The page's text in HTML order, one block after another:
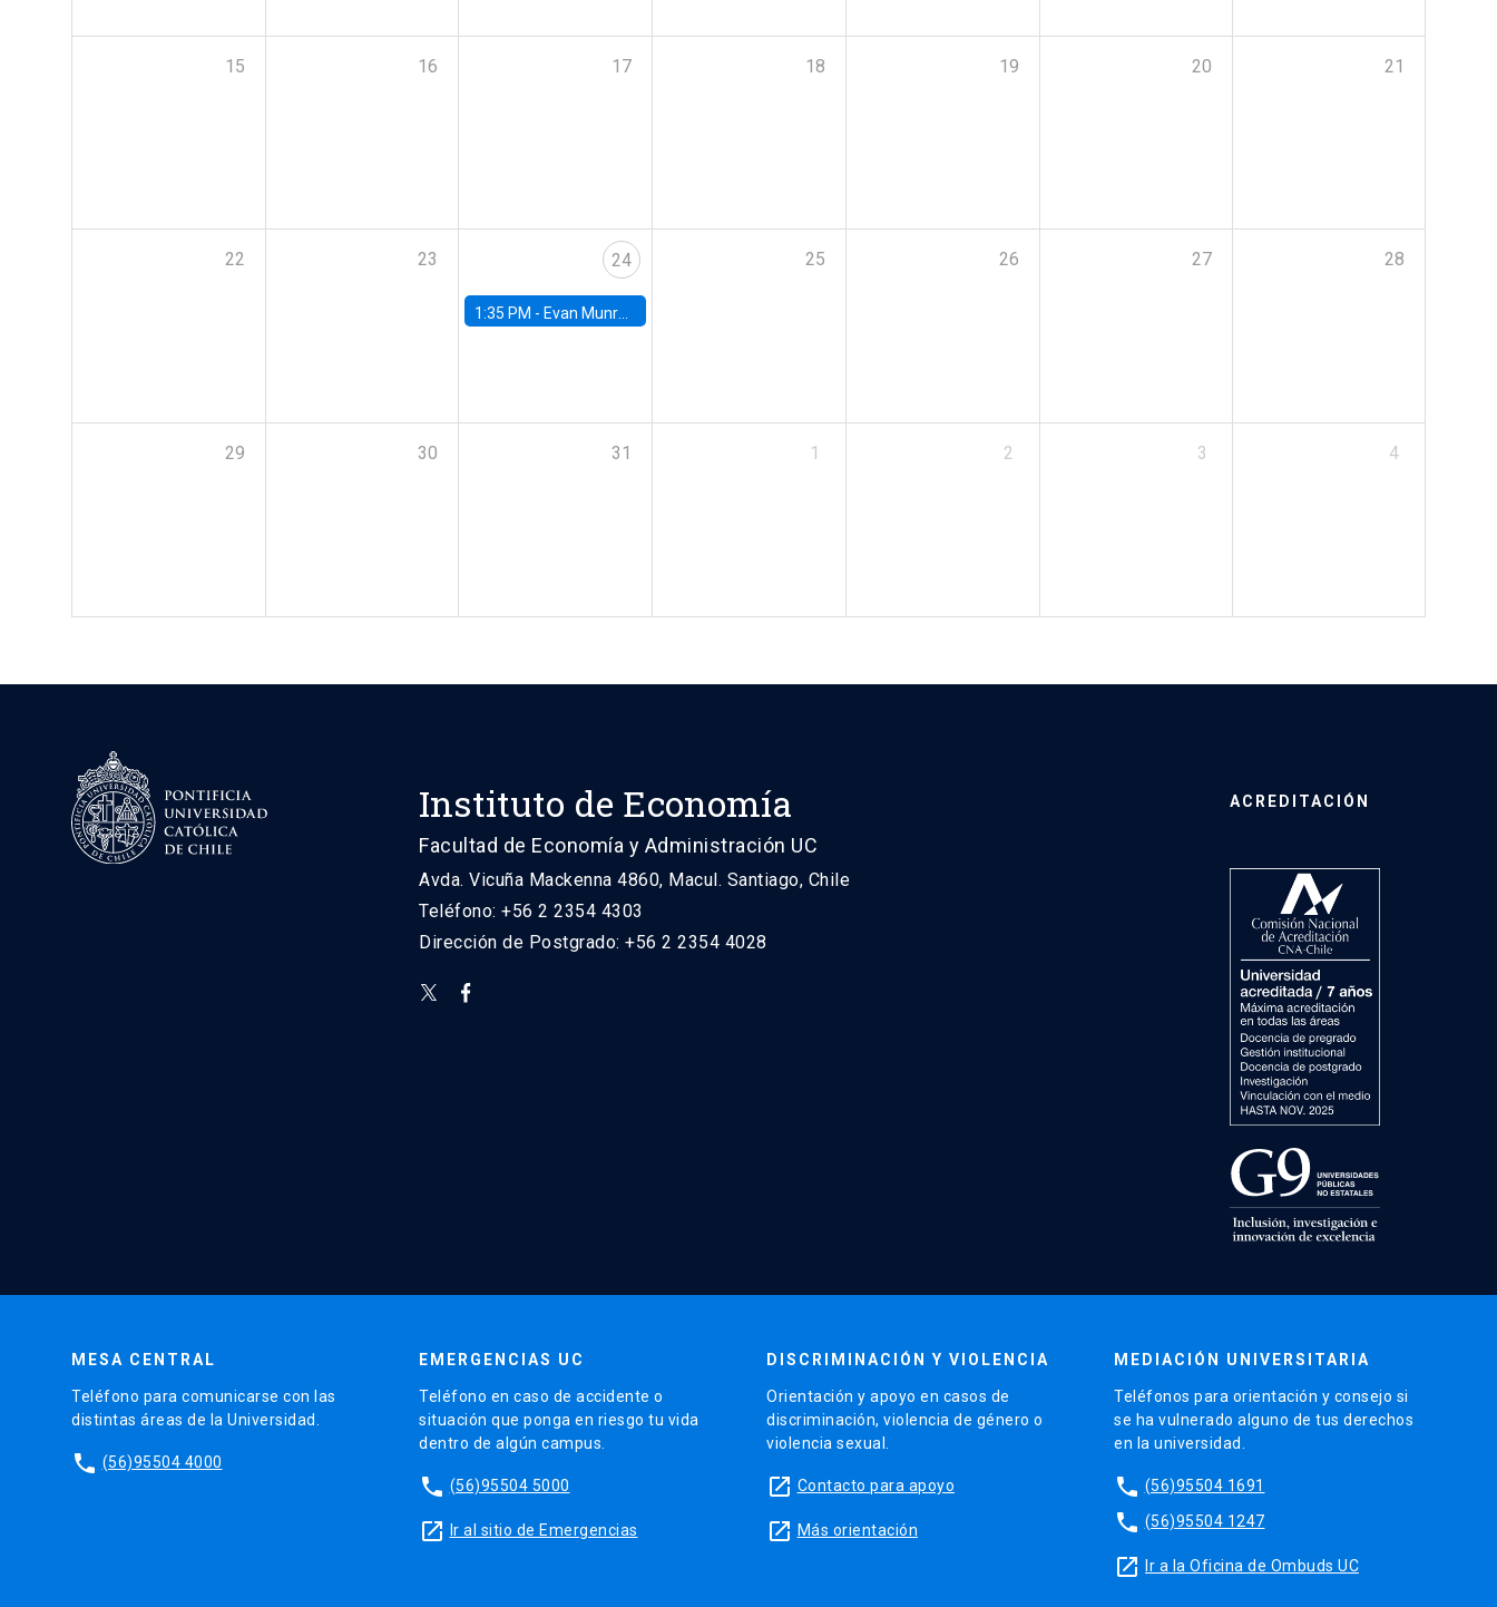
15 16 17 18 19 20 21
22 23 24
1:35 PM - Evan Munro, Neyman Visiting Assistant Professor in the Department of Statistics at UC Berkeley
25 26 27 28
29 30 31 1 2 3 4
Instituto de Economía
Facultad de Economía y Administración UC
Avda. Vicuña Mackenna 4860, Macul. Santiago, Chile
Teléfono: +56 2 2354 4303
Dirección de Postgrado: +56 2 2354 4028
ACREDITACIÓN
MESA CENTRAL
Teléfono para comunicarse con las
distintas áreas de la Universidad.
phone (56)95504 4000
EMERGENCIAS UC
Teléfono en caso de accidente o
situación que ponga en riesgo tu vida
dentro de algún campus.
phone (56)95504 5000
launch Ir al sitio de Emergencias
DISCRIMINACIÓN Y VIOLENCIA
Orientación y apoyo en casos de
discriminación, violencia de género o
violencia sexual.
launch Contacto para apoyo
launch Más orientación
MEDIACIÓN UNIVERSITARIA
Teléfonos para orientación y consejo si
se ha vulnerado alguno de tus derechos
en la universidad.
phone (56)95504 1691
phone (56)95504 1247
launch Ir a la Oficina de Ombuds UC